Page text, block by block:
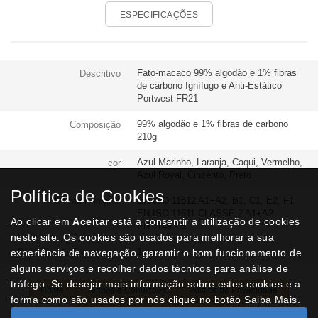
ESPECIFICAÇÕES
Descritivo
Fato-macaco 99% algodão e 1% fibras
de carbono Ignífugo e Anti-Estático
Portwest FR21
Composição
99% algodão e 1% fibras de carbono
210g
cor
Azul Marinho, Laranja, Caqui, Vermelho,
Norma Europeia
EN ISO 11612 A1+A2, B1, C1, E2, F1
EN 1149 - 5
Qtd. Mín. de Encomenda 1 un
Home Termos e Condições Política de Privacidade
Política de Cookies
Ao clicar emAceitarestá a consentir a utilização de cookies
neste site. Os cookies são usados para melhorar a sua
experiência de navegação, garantir o bom funcionamento de
alguns serviços e recolher dados técnicos para análise de
tráfego. Se desejar mais informação sobre estes cookies e a
forma como são usados por nós clique no botão Saiba Mais.